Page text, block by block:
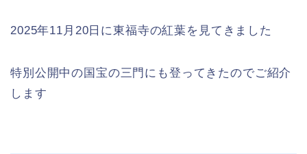
2025年11月20日に東福寺の紅葉を見てきました
特別公開中の国宝の三門にも登ってきたのでご紹介
します